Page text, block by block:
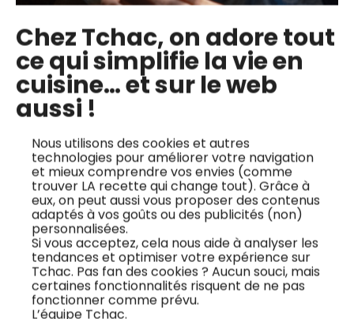
Chez Tchac, on adore tout
ce qui simplifie la vie en
cuisine… et sur le web
aussi !
Nous utilisons des cookies et autres
technologies pour améliorer votre navigation
et mieux comprendre vos envies (comme
trouver LA recette qui change tout). Grâce à
eux, on peut aussi vous proposer des contenus
adaptés à vos goûts ou des publicités (non)
personnalisées.
Si vous acceptez, cela nous aide à analyser les
tendances et optimiser votre expérience sur
Tchac. Pas fan des cookies ? Aucun souci, mais
certaines fonctionnalités risquent de ne pas
fonctionner comme prévu.
L’équipe Tchac.
bas
Bérengère Philippon,
auteure et coach
nutritionniste
spécialisée dans l’IG
comment réaliser un
pain sans gluten à
index glycémique bas.
Elle vous explique
quelles farines utiliser
et comment faire
baisser l’index...
aliments IG bas
Bérengère Philippon
vous explique les clés
des aliments à IG bas
fibres, le gras et les
sucrants à IG bas. Elle
vous donne des
exemples pour
trouver des substituts
faciles à trouver au
quotidien, po...